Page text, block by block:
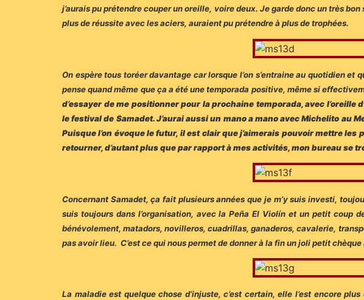
j’aurais pu prétendre couper un oreille, voire deux. Je garde donc un très
plus de réussite avec les aciers, auraient pu prétendre à plus de trophées.
On espère tous toréer davantage car lorsque l’on s’entraine au quotidien
pense quand même que ça a été une temporada positive, même si
d’essayer de me positionner pour la prochaine temporada, avec
le festival de Samadet. J’aurai aussi un mano a mano avec Michelito au
Puisque l’on évoque le futur, il est clair que j’aimerais pouvoir mettre
retourner, d’autant plus que par rapport à mes activités, mon bureau se
Concernant Samadet, ça fait plusieurs années que je m’y suis investi,
suis toujours dans l’organisation, avec la Peña El Violín et un petit coup
bénévolement, matadors, novilleros, cuadrillas, ganaderos, cavalerie,
pas avoir lieu. C’est ce qui nous permet de donner à la fin un joli petit
La maladie est quelque chose d’injuste, c’est certain, elle l’est encore